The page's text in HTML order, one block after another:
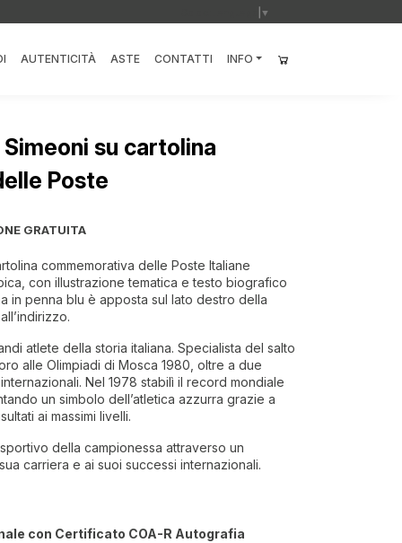
▼
AUTENTICITÀ ASTE CONTATTI INFO
su cartolina
Poste
GRATUITA
commemorativa delle Poste Italiane
con illustrazione tematica e testo biografico
in penna blu è apposta sul lato destro della
atlete della storia italiana. Specialista del salto
alle Olimpiadi di Mosca 1980, oltre a due
Nel 1978 stabilì il record mondiale
un simbolo dell’atletica azzurra grazie a
ai massimi livelli.
della campionessa attraverso un
carriera e ai suoi successi internazionali.
con Certificato COA-R Autografia